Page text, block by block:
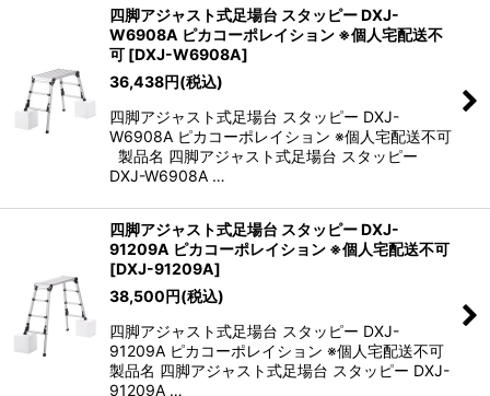
四脚アジャスト式足場台 スタッピー DXJ-
W6908A ピカコーポレイション ※個人宅配送不
可 [DXJ-W6908A]
36,438円(税込)
四脚アジャスト式足場台 スタッピー DXJ-
W6908A ピカコーポレイション ※個人宅配送不可
製品名 四脚アジャスト式足場台 スタッピー
DXJ-W6908A …
四脚アジャスト式足場台 スタッピー DXJ-
91209A ピカコーポレイション ※個人宅配送不可
[DXJ-91209A]
38,500円(税込)
四脚アジャスト式足場台 スタッピー DXJ-
91209A ピカコーポレイション ※個人宅配送不可
製品名 四脚アジャスト式足場台 スタッピー DXJ-
91209A …